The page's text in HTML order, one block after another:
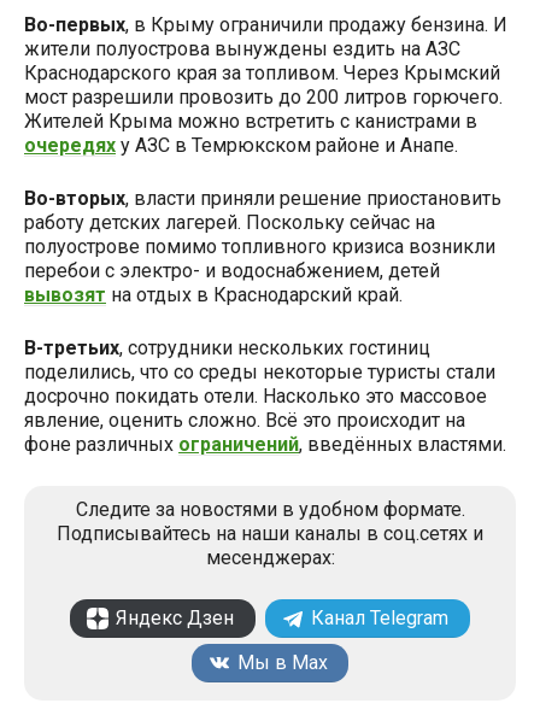
Во-первых, в Крыму ограничили продажу бензина. И
жители полуострова вынуждены ездить на АЗС
Краснодарского края за топливом. Через Крымский
мост разрешили провозить до 200 литров горючего.
Жителей Крыма можно встретить с канистрами в
очередях у АЗС в Темрюкском районе и Анапе.
Во-вторых, власти приняли решение приостановить
работу детских лагерей. Поскольку сейчас на
полуострове помимо топливного кризиса возникли
перебои с электро- и водоснабжением, детей
вывозят на отдых в Краснодарский край.
В-третьих, сотрудники нескольких гостиниц
поделились, что со среды некоторые туристы стали
досрочно покидать отели. Насколько это массовое
явление, оценить сложно. Всё это происходит на
фоне различных ограничений, введённых властями.
Следите за новостями в удобном формате.
Подписывайтесь на наши каналы в соц.сетях и
месенджерах:
Яндекс Дзен
Канал Telegram
Мы в Max